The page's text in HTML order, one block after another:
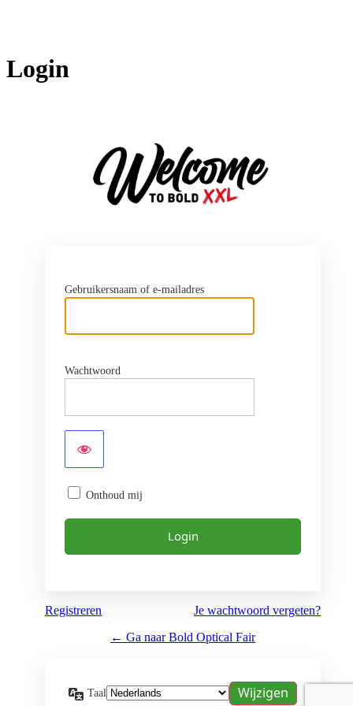
Login
Gebruikersnaam of e-mailadres
Wachtwoord
Onthoud mij
Registreren
Je wachtwoord vergeten?
← Ga naar Bold Optical Fair
Taal